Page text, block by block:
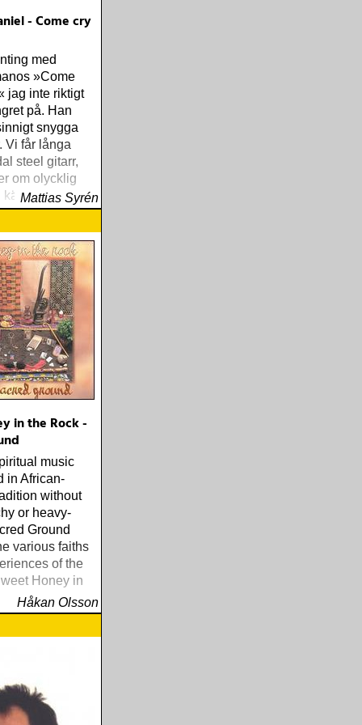
- Come cry
med
»Come
jag inte riktigt
på. Han
snygga
Vi får långa
steel gitarr,
om olycklig
kärlekMattias Syrén
in the Rock -
music
in African-
without
or heavy-
Ground
various faiths
of the
Honey in
Håkan Olsson